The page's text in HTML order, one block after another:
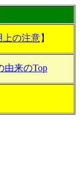
上の注意】
由来のTop